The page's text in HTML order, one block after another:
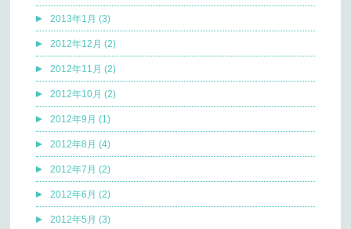
2013年1月 (3)
2012年12月 (2)
2012年11月 (2)
2012年10月 (2)
2012年9月 (1)
2012年8月 (4)
2012年7月 (2)
2012年6月 (2)
2012年5月 (3)